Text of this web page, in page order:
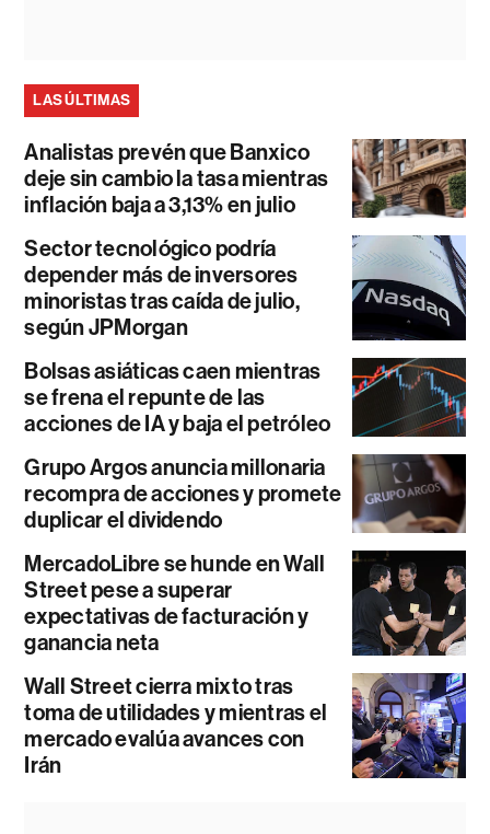
LAS ÚLTIMAS
Analistas prevén que Banxico
deje sin cambio la tasa mientras
inflación baja a 3,13% en julio
Sector tecnológico podría
depender más de inversores
minoristas tras caída de julio,
según JPMorgan
Bolsas asiáticas caen mientras
se frena el repunte de las
acciones de IA y baja el petróleo
Grupo Argos anuncia millonaria
recompra de acciones y promete
duplicar el dividendo
MercadoLibre se hunde en Wall
Street pese a superar
expectativas de facturación y
ganancia neta
Wall Street cierra mixto tras
toma de utilidades y mientras el
mercado evalúa avances con
Irán